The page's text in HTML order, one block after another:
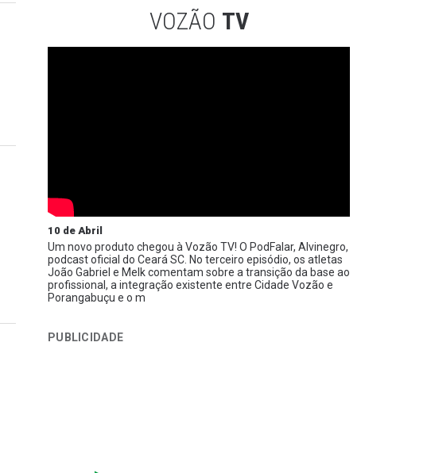
VOZÃO TV
10 de Abril
Um novo produto chegou à Vozão TV! O PodFalar, Alvinegro,
podcast oficial do Ceará SC. No terceiro episódio, os atletas
João Gabriel e Melk comentam sobre a transição da base ao
profissional, a integração existente entre Cidade Vozão e
Porangabuçu e o m
PUBLICIDADE